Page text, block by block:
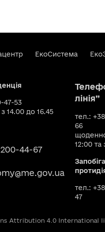
ЕкоСистема
47-53
14.00 до 16.45
44-67
лінія”
тел.:
66
12:00 та
тел.:
47
Attribution 4.0 International